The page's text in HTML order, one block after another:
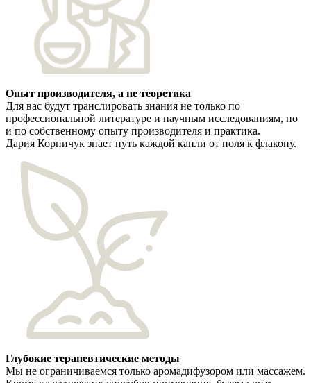
Опыт производителя, а не теоретика
Для вас будут транслировать знания не только по
профессиональной литературе и научным исследованиям, но
и по собственному опыту производителя и практика.
Дария Корничук знает путь каждой капли от поля к флакону.
Глубокие терапевтические методы
Мы не ограничиваемся только аромадифузором или массажем.